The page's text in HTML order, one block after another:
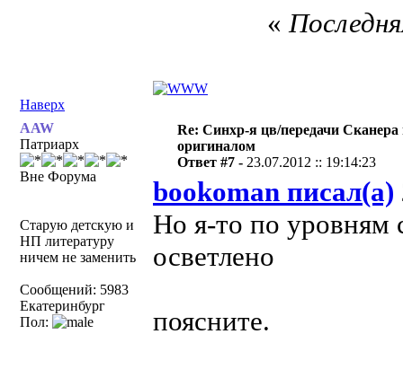
Наверх
«
AAW
Патриарх
Вне Форума
Старую детскую и
НП литературу
ничем не заменить
Сообщений: 5983
Екатеринбург
Пол:
Re: Синхр-я цв/передачи
оригиналом
Ответ #7 - 23.07.2012 :: 19:14:23
bookoman писал(а)
Но я-то по уровням
осветлено
поясните.